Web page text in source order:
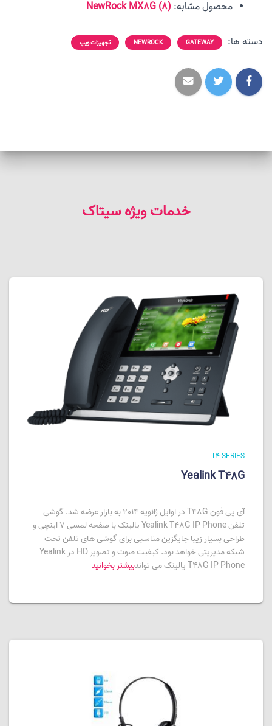
محصول مشابه: NewRock MX8G (8)
دسته ها: GATEWAY
NEWROCK تجهیزات ویپ
خدمات ویژه سیتاک
T4 SERIES
Yealink T48G
آی پی فون T48G در اوایل ژانویه 2014 به بازار عرضه شد. گوشی
تلفن Yealink T48G IP Phone یالینک با صفحه لمسی 7 اینچی و
طراحی بسیار زیبا جایگزین مناسبی برای گوشی های تلفن تحت
شبکه مدیریتی خواهد بود. کیفیت صوت و تصویر HD در Yealink
T48G IP Phone یالینک می تواند
بیشتر بخوانید